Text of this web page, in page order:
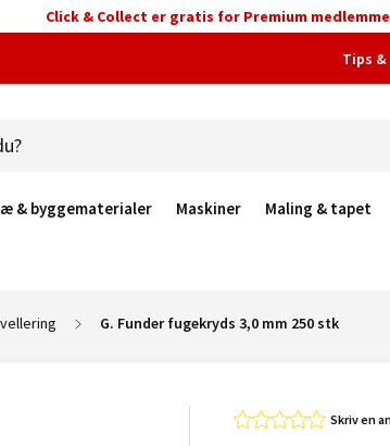
Click & Collect er gratis for Premium
Tips &
& byggematerialer Maskiner Maling & tapet
G. Funder fugekryds 3,0 mm 250 stk
Skriv en